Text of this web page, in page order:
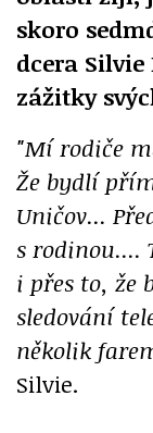
skoro
dcera
zážitky
"Mí rodiče
Že bydlí
Uničov...
s rodinou....
i přes to, že
sledování
několik
Silvie.